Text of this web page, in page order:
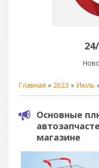
Главная » 2023 » Июль
Основные
магазине